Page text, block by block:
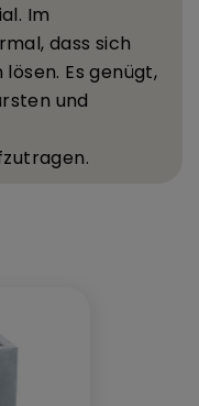
Im
dass sich
lösen. Es genügt,
rsten und